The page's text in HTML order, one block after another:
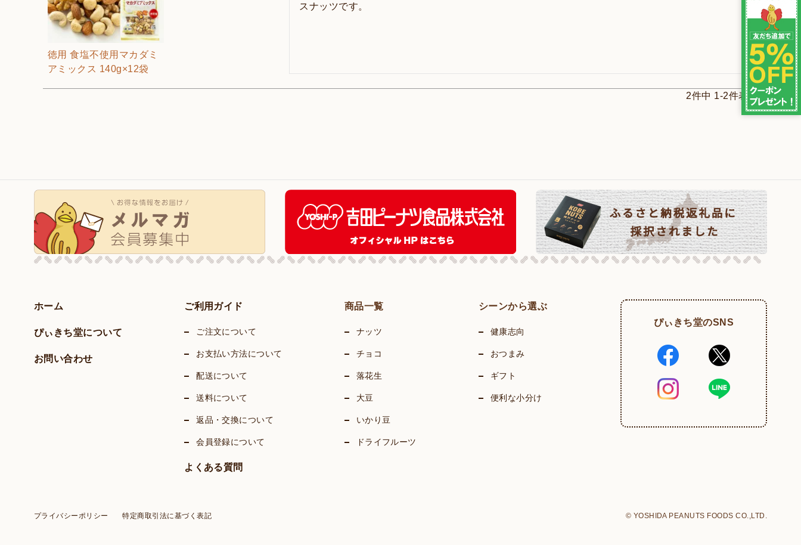
徳用 食塩不使用マカダミ
アミックス 140g×12袋
スナッツです。
2件中 1-2件表示
ホーム
ぴぃきち堂について
お問い合わせ
ご利用ガイド
ご注文について
お支払い方法について
配送について
送料について
返品・交換について
会員登録について
よくある質問
商品一覧
ナッツ
チョコ
落花生
大豆
いかり豆
ドライフルーツ
シーンから選ぶ
健康志向
おつまみ
ギフト
便利な小分け
ぴぃきち堂のSNS
プライバシーポリシー 特定商取引法に基づく表記 © YOSHIDA PEANUTS FOODS CO.,LTD.